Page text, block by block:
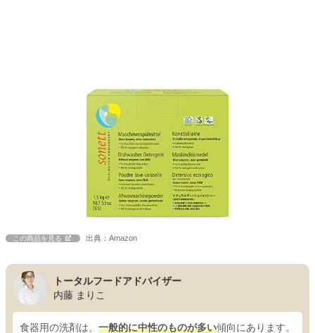
この商品を見る 出典：Amazon
トータルフードアドバイザー
内藤 まりこ
食器用の洗剤は、 一般的に中性のものが多い傾向にあります。